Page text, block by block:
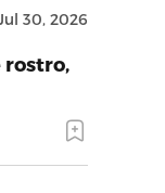
30, 2026